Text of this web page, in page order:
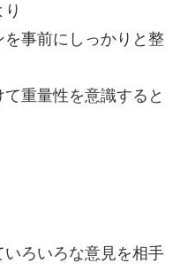
事前にしっかりと整
重量性を意識すると
ろいろな意見を相手